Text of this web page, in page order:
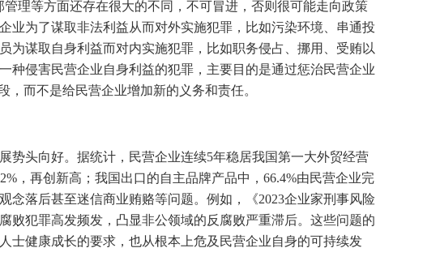
理等方面还存在很大的不同，不可冒进，否则很可能走向政策
业为了谋取非法利益从而对外实施犯罪，比如污染环境、串通投
为谋取自身利益而对内实施犯罪，比如职务侵占、挪用、受贿以
种侵害民营企业自身利益的犯罪，主要目的是通过惩治民营企业
而不是给民营企业增加新的义务和责任。
势头向好。据统计，民营企业连续5年稳居我国第一大外贸经营
，再创新高；我国出口的自主品牌产品中， 66.4%由民营企业完
念落后甚至迷信商业贿赂等问题。例如，《2023企业家刑事风险
败犯罪高发频发，凸显非公领域的反腐败严重滞后。这些问题的
士健康成长的要求，也从根本上危及民营企业自身的可持续发